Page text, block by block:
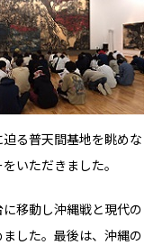
る普天間基地を眺めな
いただきました。
移動し沖縄戦と現代の
した。最後は、沖縄の